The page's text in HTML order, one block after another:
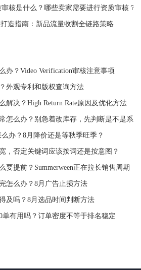
核是什么？哪些卖家需要进行资质审核？
造指南：新品流量收割全链路策略
办？Video Verification审核注意事项
外观专利和版权查询方法
解决？High Return Rate原因及优化方法
怎么办？别急着改库存，先判断是不是系
办？8月降价还是等秋季旺季？
，否定关键词应该按词还是按意图？
要提前？Summerween正在拉长销售周期
怎么办？8月广告止损方法
及吗？8月选品时间判断方法
单有用吗？订单密度不等于排名稳定